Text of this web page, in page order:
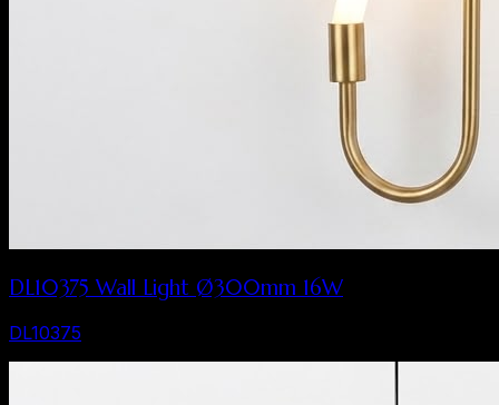
DL10375 Wall Light Ø300mm 16W
DL10375